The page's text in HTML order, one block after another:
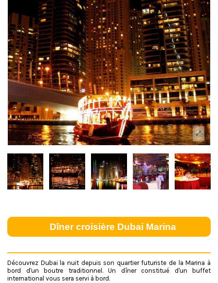
Dîner croisière Dubai Marina
Découvrez Dubai la nuit depuis son quartier futuriste de la Marina à
bord d'un boutre traditionnel. Un dîner constitué d'un buffet
international vous sera servi à bord.